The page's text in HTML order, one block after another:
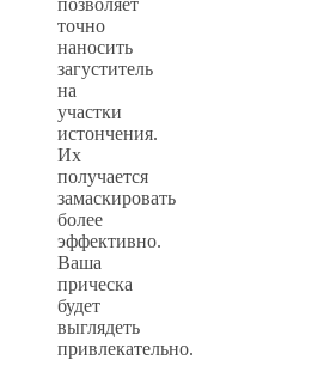
позволяет
точно
наносить
загуститель
на
участки
истончения.
Их
получается
замаскировать
более
эффективно.
Ваша
прическа
будет
выглядеть
привлекательно.